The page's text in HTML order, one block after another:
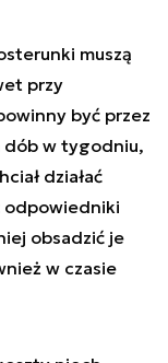
muszą
przy
być przez
dób w tygodniu,
działać
odpowiedniki
obsadzić je
w czasie